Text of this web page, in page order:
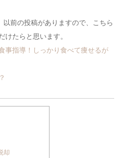
以前の投稿がありますので、こちら
けたらと思います。
事指導！しっかり食べて痩せるが
却